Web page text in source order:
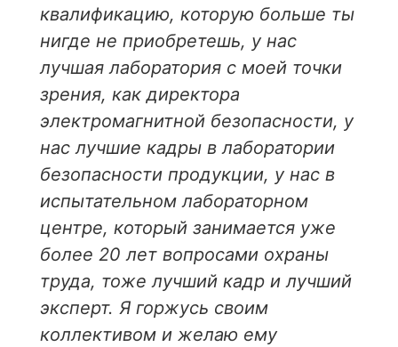
квалификацию, которую больше ты
нигде не приобретешь, у нас
лучшая лаборатория с моей точки
зрения, как директора
электромагнитной безопасности, у
нас лучшие кадры в лаборатории
безопасности продукции, у нас в
испытательном лабораторном
центре, который занимается уже
более 20 лет вопросами охраны
труда, тоже лучший кадр и лучший
эксперт. Я горжусь своим
коллективом и желаю ему